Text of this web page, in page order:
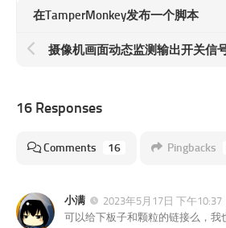
在TamperMonkey发布一个脚本
摄像机画面动态监测输出开关信
16 Responses
Comments 16 Pingbacks
小满
2023年5月17日 下午10:37
可以给下板子和颗粒的链接么，我